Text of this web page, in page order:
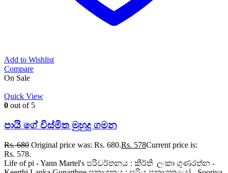
Add to Wishlist
Compare
On Sale
Quick View
0 out of 5
පායි ගේ විස්මිත මුහුදු ගමන
Rs.680 Original price was: Rs. 680.Rs. 578Current price is:
Rs. 578.
Life of pi - Yann Martel's පරිවර්තනය : කීර්ති ලංකා ගුණරත්න -